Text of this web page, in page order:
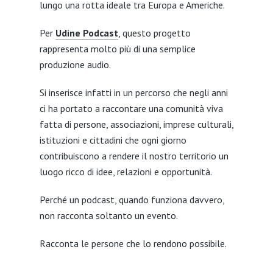
lungo una rotta ideale tra Europa e Americhe.
Per Udine Podcast, questo progetto
rappresenta molto più di una semplice
produzione audio.
Si inserisce infatti in un percorso che negli anni
ci ha portato a raccontare una comunità viva
fatta di persone, associazioni, imprese culturali,
istituzioni e cittadini che ogni giorno
contribuiscono a rendere il nostro territorio un
luogo ricco di idee, relazioni e opportunità.
Perché un podcast, quando funziona davvero,
non racconta soltanto un evento.
Racconta le persone che lo rendono possibile.